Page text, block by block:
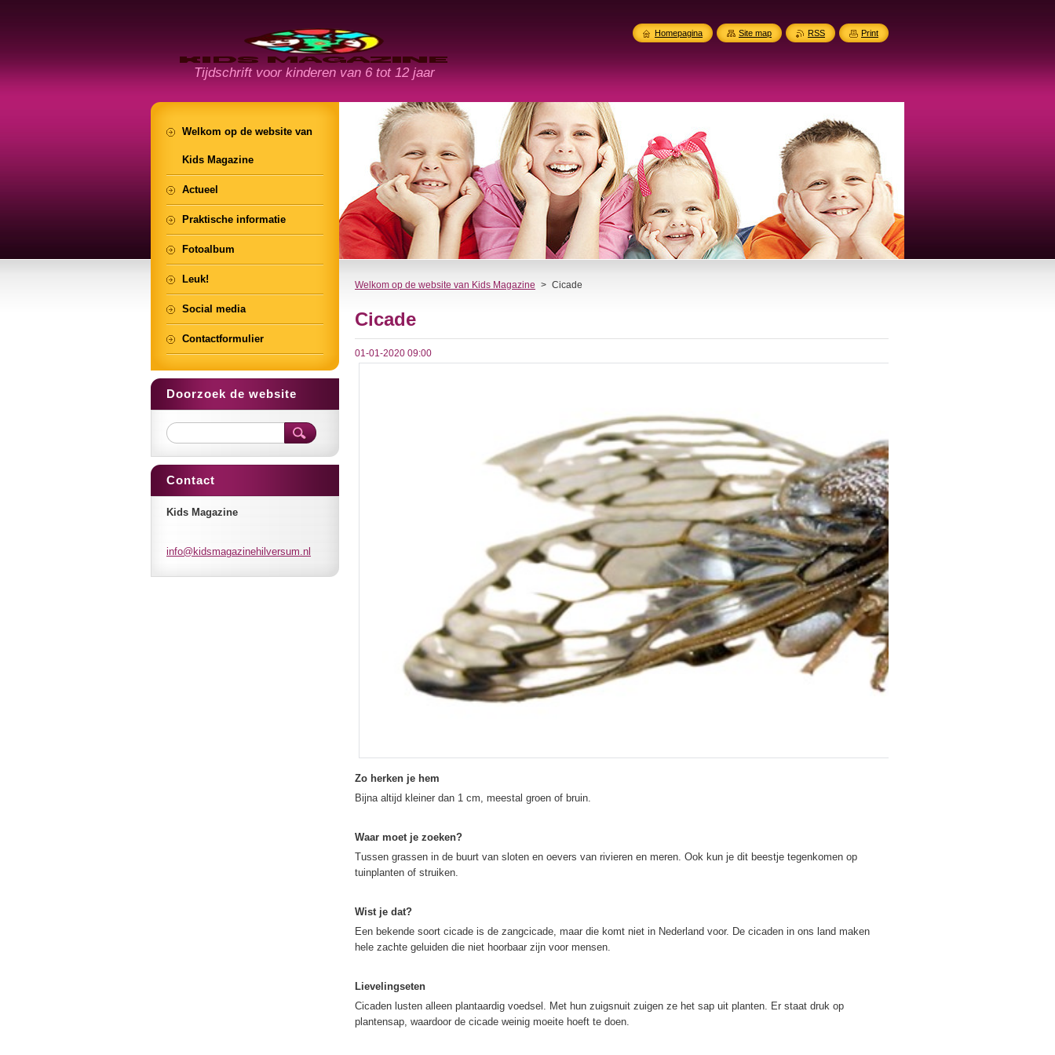
Tijdschrift voor kinderen van 6 tot 12 jaar
Welkom op de website van Kids Magazine > Cicade
Cicade
01-01-2020 09:00
Zo herken je hem
Bijna altijd kleiner dan 1 cm, meestal groen of bruin.
Waar moet je zoeken?
Tussen grassen in de buurt van sloten en oevers van rivieren en meren. Ook kun je dit beestje tegenkomen op
tuinplanten of struiken.
Wist je dat?
Een bekende soort cicade is de zangcicade, maar die komt niet in Nederland voor. De cicaden in ons land maken
hele zachte geluiden die niet hoorbaar zijn voor mensen.
Lievelingseten
Cicaden lusten alleen plantaardig voedsel. Met hun zuigsnuit zuigen ze het sap uit planten. Er staat druk op
plantensap, waardoor de cicade weinig moeite hoeft te doen.
Welkom op de website van
Kids Magazine
Actueel
Praktische informatie
Fotoalbum
Leuk!
Social media
Contactformulier
Doorzoek de website
Contact
Kids Magazine
info@kidsmagazinehilversum.nl
Homepagina Site map RSS Print